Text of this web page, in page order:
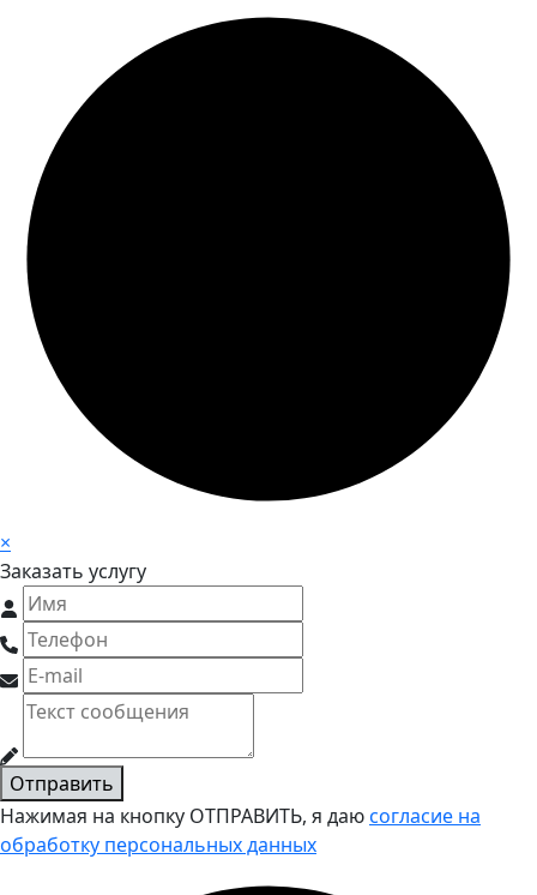
×
Заказать услугу
Отправить
Нажимая на кнопку ОТПРАВИТЬ, я даюсогласие на
обработку персональных данных